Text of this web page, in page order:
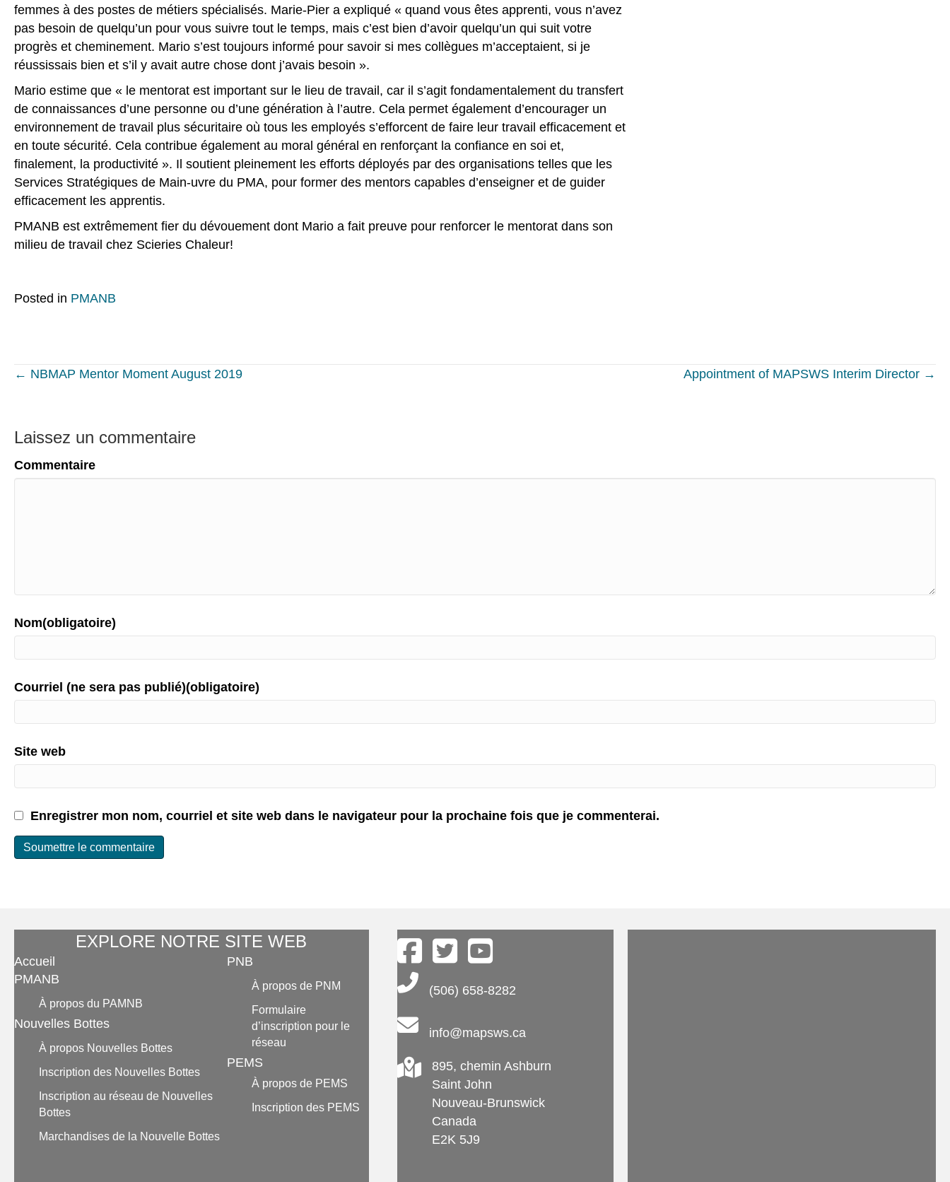
femmes à des postes de métiers spécialisés. Marie-Pier a expliqué « quand vous êtes apprenti, vous n’avez
pas besoin de quelqu’un pour vous suivre tout le temps, mais c’est bien d’avoir quelqu’un qui suit votre
progrès et cheminement. Mario s’est toujours informé pour savoir si mes collègues m’acceptaient, si je
réussissais bien et s’il y avait autre chose dont j’avais besoin ».
Mario estime que « le mentorat est important sur le lieu de travail, car il s’agit fondamentalement du transfert
de connaissances d’une personne ou d’une génération à l’autre. Cela permet également d’encourager un
environnement de travail plus sécuritaire où tous les employés s’efforcent de faire leur travail efficacement et
en toute sécurité. Cela contribue également au moral général en renforçant la confiance en soi et,
finalement, la productivité ». Il soutient pleinement les efforts déployés par des organisations telles que les
Services Stratégiques de Main-uvre du PMA, pour former des mentors capables d’enseigner et de guider
efficacement les apprentis.
PMANB est extrêmement fier du dévouement dont Mario a fait preuve pour renforcer le mentorat dans son
milieu de travail chez Scieries Chaleur!
Posted in PMANB
Posts
← NBMAP Mentor Moment August 2019 Appointment of MAPSWS Interim Director →
Laissez un commentaire
Commentaire
Nom(obligatoire)
Courriel (ne sera pas publié)(obligatoire)
Site web
Enregistrer mon nom, courriel et site web dans le navigateur pour la prochaine fois que je commenterai.
EXPLORE NOTRE SITE WEB
Accueil
PMANB
À propos du PAMNB
Nouvelles Bottes
À propos Nouvelles Bottes
Inscription des Nouvelles Bottes
Inscription au réseau de Nouvelles
Bottes
Marchandises de la Nouvelle Bottes
PNB
À propos de PNM
Formulaire
d’inscription pour le
réseau
PEMS
À propos de PEMS
Inscription des PEMS
Main Telephone Number
(506) 658-8282
info@mapsws.ca
895, chemin Ashburn
Saint John
Nouveau-Brunswick
Canada
E2K 5J9